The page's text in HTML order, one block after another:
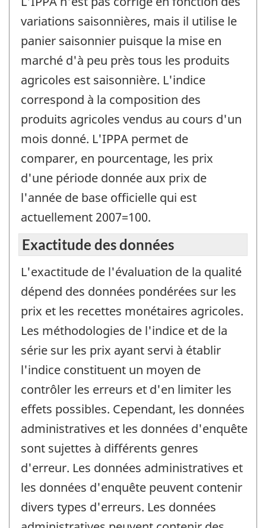
variations saisonnières, mais il utilise le
panier saisonnier puisque la mise en
marché d'à peu près tous les produits
agricoles est saisonnière. L'indice
correspond à la composition des
produits agricoles vendus au cours d'un
mois donné. L'IPPA permet de
comparer, en pourcentage, les prix
d'une période donnée aux prix de
l'année de base officielle qui est
actuellement 2007=100.
Exactitude des données
L'exactitude de l'évaluation de la qualité
dépend des données pondérées sur les
prix et les recettes monétaires agricoles.
Les méthodologies de l'indice et de la
série sur les prix ayant servi à établir
l'indice constituent un moyen de
contrôler les erreurs et d'en limiter les
effets possibles. Cependant, les données
administratives et les données d'enquête
sont sujettes à différents genres
d'erreur. Les données administratives et
les données d'enquête peuvent contenir
divers types d'erreurs. Les données